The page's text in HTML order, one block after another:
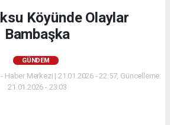
Köyünde Olaylar
Bambaşka
GÜNDEM
Haber Merkezi | 21.01.2026 - 22:57, Güncelleme:
21.01.2026 - 23:03